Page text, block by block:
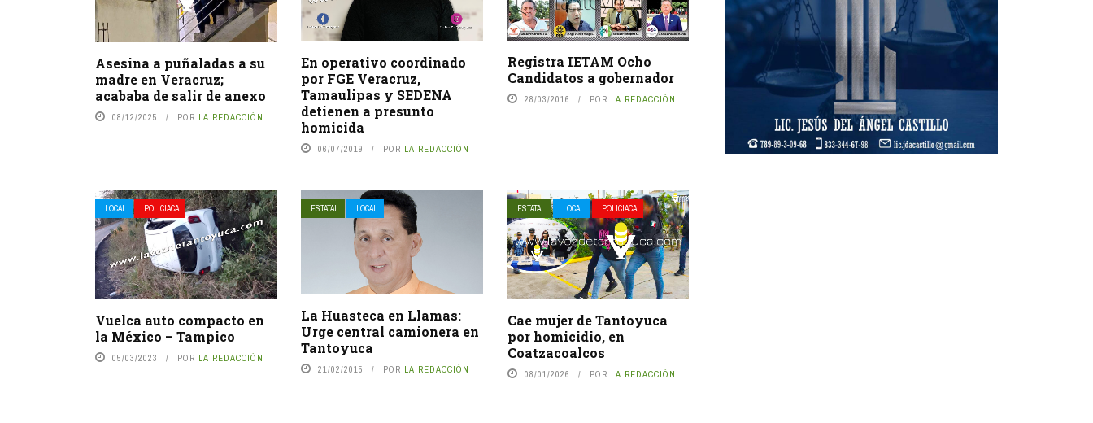
Asesina a puñaladas a su
madre en Veracruz;
acababa de salir de anexo
08/12/2025 POR LA REDACCIÓN
En operativo coordinado
por FGE Veracruz,
Tamaulipas y SEDENA
detienen a presunto
homicida
06/07/2019 POR LA REDACCIÓN
Registra IETAM Ocho
Candidatos a gobernador
28/03/2016 POR LA REDACCIÓN
LOCAL POLICIACA
Vuelca auto compacto en
la México – Tampico
05/03/2023 POR LA REDACCIÓN
ESTATAL LOCAL
La Huasteca en Llamas:
Urge central camionera en
Tantoyuca
21/02/2015 POR LA REDACCIÓN
ESTATAL LOCAL POLICIACA
Cae mujer de Tantoyuca
por homicidio, en
Coatzacoalcos
08/01/2026 POR LA REDACCIÓN